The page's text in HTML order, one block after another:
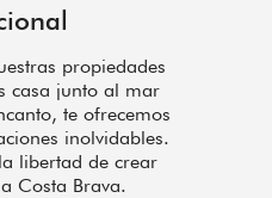
propiedades
casa junto al mar
te ofrecemos
inolvidables.
libertad de crear
Costa Brava.